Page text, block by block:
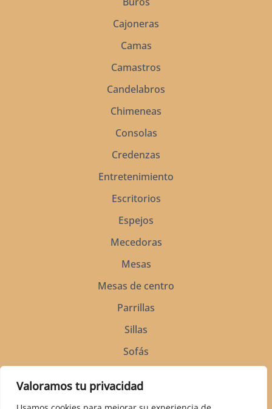
Valoramos tu privacidad
Cajoneras
Camas
Camastros
Candelabros
Chimeneas
Consolas
Credenzas
Entretenimiento
Escritorios
Espejos
Mecedoras
Mesas
Mesas de centro
Parrillas
Sillas
Sofás